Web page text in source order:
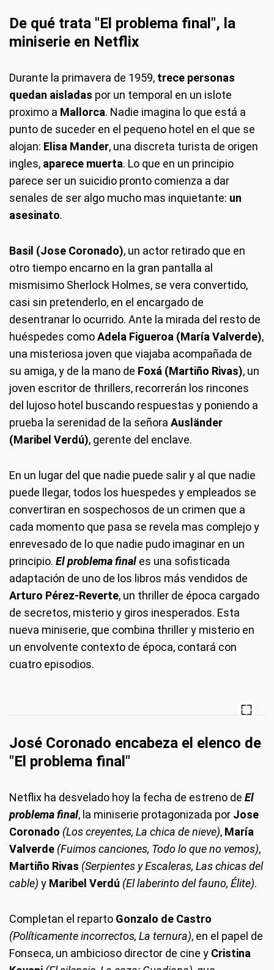
De qué trata "El problema final", la
miniserie en Netflix
Durante la primavera de 1959, trece personas
quedan aisladas por un temporal en un islote
proximo a Mallorca. Nadie imagina lo que está a
punto de suceder en el pequeno hotel en el que se
alojan: Elisa Mander, una discreta turista de origen
ingles, aparece muerta. Lo que en un principio
parece ser un suicidio pronto comienza a dar
senales de ser algo mucho mas inquietante: un
asesinato.
Basil (Jose Coronado), un actor retirado que en
otro tiempo encarno en la gran pantalla al
mismisimo Sherlock Holmes, se vera convertido,
casi sin pretenderlo, en el encargado de
desentranar lo ocurrido. Ante la mirada del resto de
huéspedes comoAdela Figueroa (María Valverde),
una misteriosa joven que viajaba acompañada de
su amiga, y de la mano de Foxá (Martiño Rivas), un
joven escritor de thrillers, recorrerán los rincones
del lujoso hotel buscando respuestas y poniendo a
prueba la serenidad de la señora Ausländer
(Maribel Verdú), gerente del enclave.
En un lugar del que nadie puede salir y al que nadie
puede llegar, todos los huespedes y empleados se
convertiran en sospechosos de un crimen que a
cada momento que pasa se revela mas complejo y
enrevesado de lo que nadie pudo imaginar en un
principio. El problema final es una sofisticada
adaptación de uno de los libros más vendidos de
Arturo Pérez-Reverte, un thriller de época cargado
de secretos, misterio y giros inesperados. Esta
nueva miniserie, que combina thriller y misterio en
un envolvente contexto de época, contará con
cuatro episodios.
José Coronado encabeza el elenco de
"El problema final"
Netflix ha desvelado hoy la fecha de estreno de El
problema final, la miniserie protagonizada por Jose
Coronado (Los creyentes, La chica de nieve), María
Valverde (Fuimos canciones, Todo lo que no vemos),
Martiño Rivas (Serpientes y Escaleras, Las chicas del
cable) y Maribel Verdú (El laberinto del fauno, Élite).
Completan el reparto Gonzalo de Castro
(Políticamente incorrectos, La ternura), en el papel de
Fonseca, un ambicioso director de cine y Cristina